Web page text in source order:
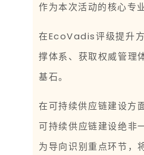
作为本次活动的核心专
在EcoVadis评级提升
撑体系、获取权威管理
基石。
在可持续供应链建设方
可持续供应链建设绝非
为导向识别重点环节，